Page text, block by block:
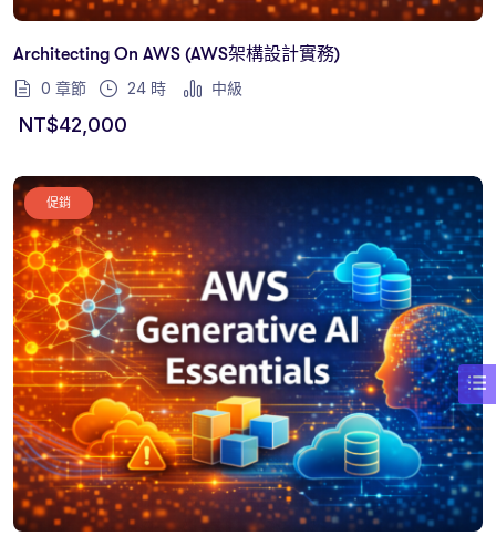
Architecting On AWS (AWS架構設計實務)
0 章節 24 時 中級
NT$42,000
促銷